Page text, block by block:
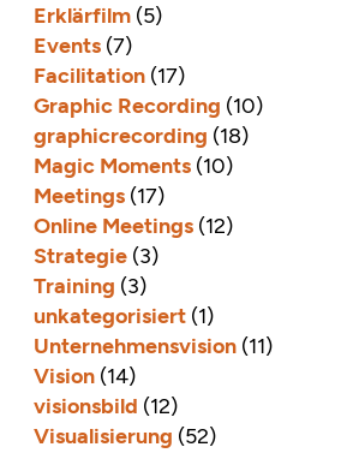
Erklärfilm (5)
Events (7)
Facilitation (17)
Graphic Recording (10)
graphicrecording (18)
Magic Moments (10)
Meetings (17)
Online Meetings (12)
Strategie (3)
Training (3)
unkategorisiert (1)
Unternehmensvision (11)
Vision (14)
visionsbild (12)
Visualisierung (52)